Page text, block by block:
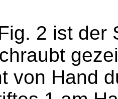
2 ist der
von Hand